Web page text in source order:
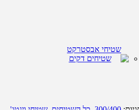
שטיחי אבסטרקט